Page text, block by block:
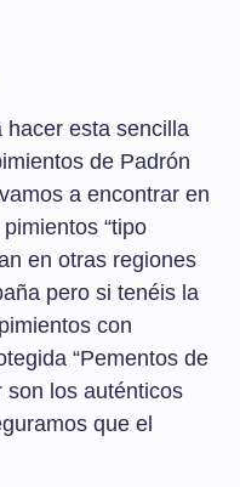
hacer esta sencilla
de Padrón
a encontrar en
“tipo
en otras regiones
pero si tenéis la
con
“Pementos de
son los auténticos
que el